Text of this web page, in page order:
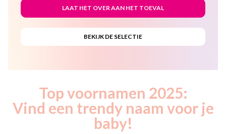
Top voornamen 2025:
Vind een trendy naam voor je
baby!